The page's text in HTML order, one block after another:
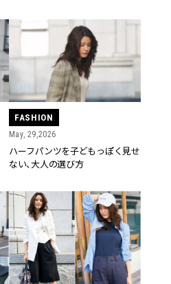
FASHION
May, 29,2026
ハーフパンツを子どもっぽく見せ
ない、大人の選び方